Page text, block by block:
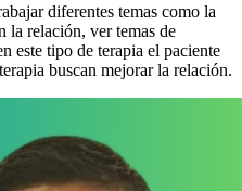
diferentes temas como la
la relación, ver temas de
este tipo de terapia el paciente
buscan mejorar la relación.